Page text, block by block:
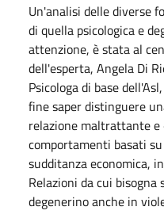
Un'analisi delle diverse
di quella psicologica e
attenzione, è stata al
dell'esperta, Angela Di
Psicologa di base
fine saper distinguere
relazione maltrattante e
comportamenti basati
sudditanza economica,
Relazioni da cui bisogna
degenerino anche in